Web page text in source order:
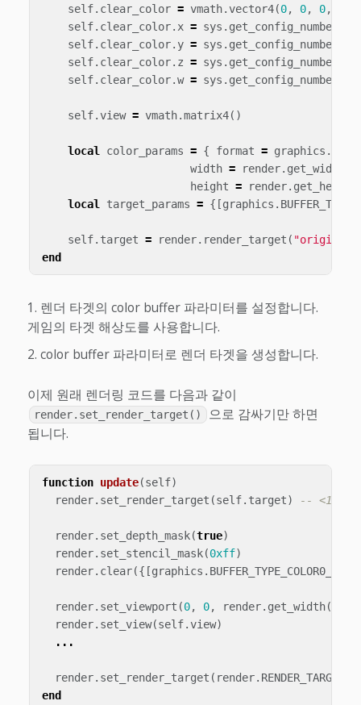
self. clear_color = vmath.vector4(0, 0, 0,
self. clear_color. x = sys . get_config_number
self. clear_color. y = sys . get_config_number
self. clear_color. z = sys . get_config_number
self. clear_color.w = sys . get_config_number
self.view = vmath.matrix4()
local color_params = { format = graphics .
width = render. get_width
height = render. get_height
local
target_params = {[graphics .
self. target = render. render_target ( "original"
end
렌더 타겟의 color buffer 파라미터를 설정합니다.
게임의 타겟 해상도를 사용합니다.
color buffer 파라미터로 렌더 타겟을 생성합니다.
이제 원래 렌더링 코드를 다음과 같이
render.set_render_target()
으로 감싸기만 하면
됩니다.
function update(self)
render. set_render_target (self. target) -- <1>
render. set_depth_mask(true)
render. set_stencil_mask(0xff)
render. clear({[graphics . BUFFER_TYPE_COLOR0_BIT
render. set_viewport (0, 0, render. get_width(),
render. set_view(self.view)
...
render. set_render_target ( render.
end